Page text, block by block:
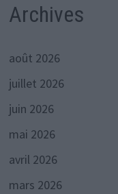
Archives
août 2026
juillet 2026
juin 2026
mai 2026
avril 2026
mars 2026